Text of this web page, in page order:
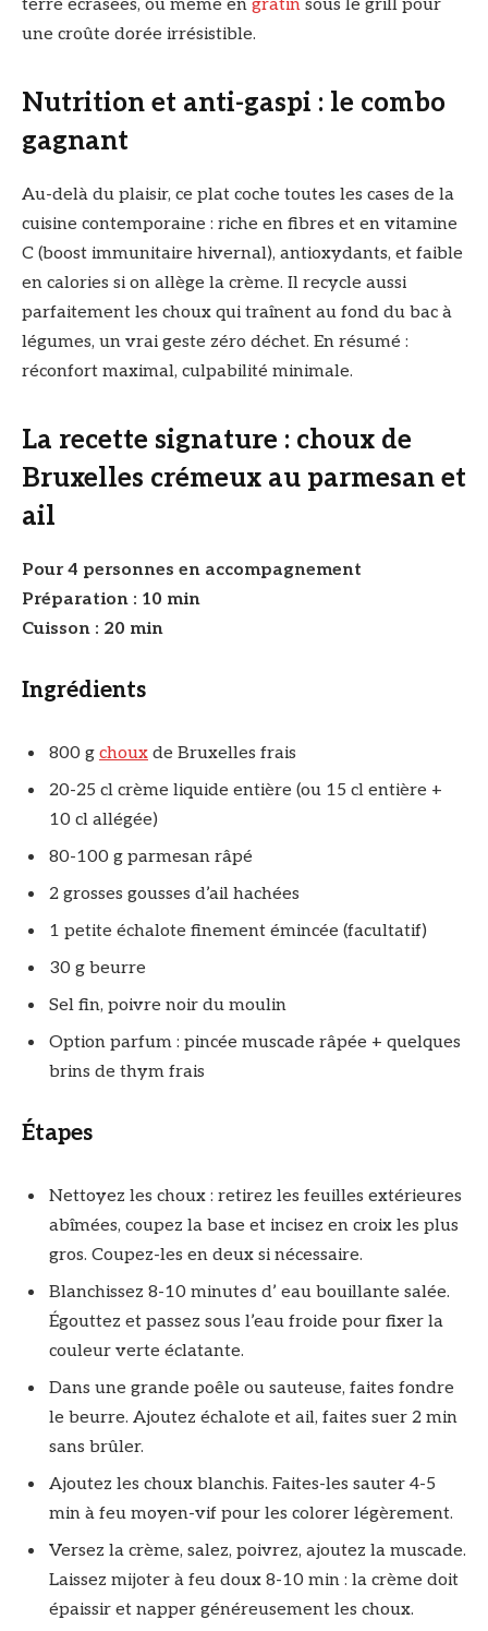
terre écrasées, ou même en gratin sous le grill pour
une croûte dorée irrésistible.
Nutrition et anti-gaspi : le combo
gagnant
Au-delà du plaisir, ce plat coche toutes les cases de la
cuisine contemporaine : riche en fibres et en vitamine
C (boost immunitaire hivernal), antioxydants, et faible
en calories si on allège la crème. Il recycle aussi
parfaitement les choux qui traînent au fond du bac à
légumes, un vrai geste zéro déchet. En résumé :
réconfort maximal, culpabilité minimale.
La recette signature : choux de
Bruxelles crémeux au parmesan et
ail
Pour 4 personnes en accompagnement
Préparation : 10 min
Cuisson : 20 min
Ingrédients
800 g choux de Bruxelles frais
20-25 cl crème liquide entière (ou 15 cl entière +
10 cl allégée)
80-100 g parmesan râpé
2 grosses gousses d’ail hachées
1 petite échalote finement émincée (facultatif)
30 g beurre
Sel fin, poivre noir du moulin
Option parfum : pincée muscade râpée + quelques
brins de thym frais
Étapes
Nettoyez les choux : retirez les feuilles extérieures
abîmées, coupez la base et incisez en croix les plus
gros. Coupez-les en deux si nécessaire.
Blanchissez 8-10 minutes d’ eau bouillante salée.
Égouttez et passez sous l’eau froide pour fixer la
couleur verte éclatante.
Dans une grande poêle ou sauteuse, faites fondre
le beurre. Ajoutez échalote et ail, faites suer 2 min
sans brûler.
Ajoutez les choux blanchis. Faites-les sauter 4-5
min à feu moyen-vif pour les colorer légèrement.
Versez la crème, salez, poivrez, ajoutez la muscade.
Laissez mijoter à feu doux 8-10 min : la crème doit
épaissir et napper généreusement les choux.